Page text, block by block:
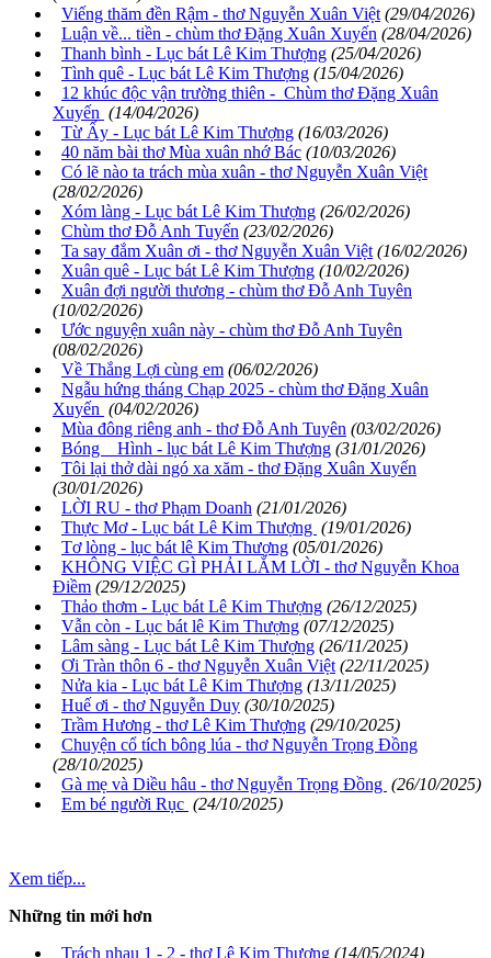
Viếng thăm đền Rậm - thơ Nguyễn Xuân Việt (29/04/2026)
Luận về... tiền - chùm thơ Đặng Xuân Xuyến (28/04/2026)
Thanh bình - Lục bát Lê Kim Thượng (25/04/2026)
Tình quê - Lục bát Lê Kim Thượng (15/04/2026)
12 khúc độc vận trường thiên - Chùm thơ Đặng Xuân
Xuyến (14/04/2026)
Từ Ấy - Lục bát Lê Kim Thượng (16/03/2026)
40 năm bài thơ Mùa xuân nhớ Bác (10/03/2026)
Có lẽ nào ta trách mùa xuân - thơ Nguyễn Xuân Việt
(28/02/2026)
Xóm làng - Lục bát Lê Kim Thượng (26/02/2026)
Chùm thơ Đỗ Anh Tuyến (23/02/2026)
Ta say đắm Xuân ơi - thơ Nguyễn Xuân Việt (16/02/2026)
Xuân quê - Lục bát Lê Kim Thượng (10/02/2026)
Xuân đợi người thương - chùm thơ Đỗ Anh Tuyên
(10/02/2026)
Ước nguyện xuân này - chùm thơ Đỗ Anh Tuyên
(08/02/2026)
Về Thắng Lợi cùng em (06/02/2026)
Ngẫu hứng tháng Chạp 2025 - chùm thơ Đặng Xuân
Xuyến (04/02/2026)
Mùa đông riêng anh - thơ Đỗ Anh Tuyên (03/02/2026)
Bóng Hình - lục bát Lê Kim Thượng (31/01/2026)
Tôi lại thở dài ngó xa xăm - thơ Đặng Xuân Xuyến
(30/01/2026)
LỜI RU - thơ Phạm Doanh (21/01/2026)
Thực Mơ - Lục bát Lê Kim Thượng (19/01/2026)
Tơ lòng - lục bát lê Kim Thượng (05/01/2026)
KHÔNG VIỆC GÌ PHẢI LẮM LỜI - thơ Nguyễn Khoa
Điềm (29/12/2025)
Thảo thơm - Lục bát Lê Kim Thượng (26/12/2025)
Vẫn còn - Lục bát lê Kim Thượng (07/12/2025)
Lâm sàng - Lục bát Lê Kim Thượng (26/11/2025)
Ơi Tràn thôn 6 - thơ Nguyễn Xuân Việt (22/11/2025)
Nửa kia - Lục bát Lê Kim Thượng (13/11/2025)
Huế ơi - thơ Nguyễn Duy (30/10/2025)
Trầm Hương - thơ Lê Kim Thượng (29/10/2025)
Chuyện cổ tích bông lúa - thơ Nguyễn Trọng Đồng
(28/10/2025)
Gà mẹ và Diều hâu - thơ Nguyễn Trọng Đồng (26/10/2025)
Em bé người Rục (24/10/2025)
Xem tiếp...
Những tin mới hơn
Trách nhau 1 - 2 - thơ Lê Kim Thượng (14/05/2024)